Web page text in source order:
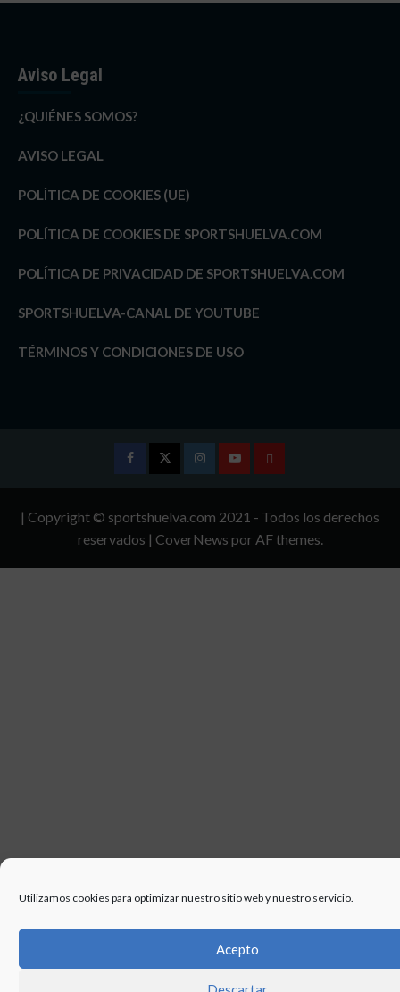
Utilizamos cookies para optimizar nuestro sitio web y nuestro servicio.
Acepto
Aviso Legal
¿QUIÉNES SOMOS?
AVISO LEGAL
POLÍTICA DE COOKIES (UE)
POLÍTICA DE COOKIES DE SPORTSHUELVA.COM
POLÍTICA DE PRIVACIDAD DE SPORTSHUELVA.COM
SPORTSHUELVA-CANAL DE YOUTUBE
TÉRMINOS Y CONDICIONES DE USO
InstagramYoutubeTÉRMINOS
CONDICIONES
| Copyright © sportshuelva.com 2021 - Todos los derechos
reservados | CoverNews por AF themes.